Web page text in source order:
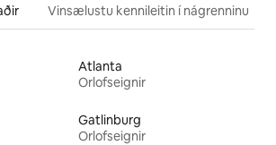
Vinsælustu kennileitin í nágrenninu
Atlanta
Orlofseignir
Gatlinburg
Orlofseignir